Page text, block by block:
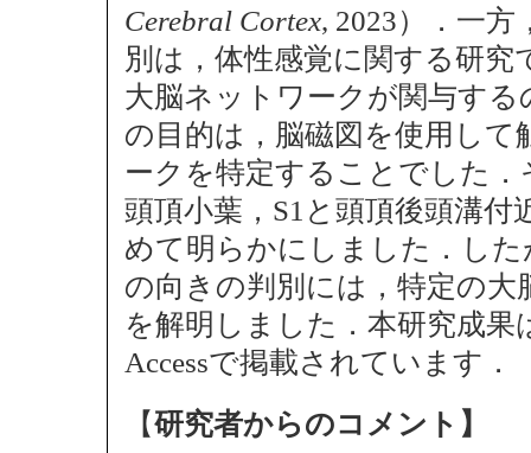
Cerebral Cortex, 2023）．一
別は，体性感覚に関する研
大脳ネットワークが関与す
の目的は，脳磁図を使用し
ークを特定することでした
頭頂小葉，S1と頭頂後頭溝
めて明らかにしました．し
の向きの判別には，特定の
を解明しました．本研究成果
Accessで掲載されています．
【研究者からのコメント】